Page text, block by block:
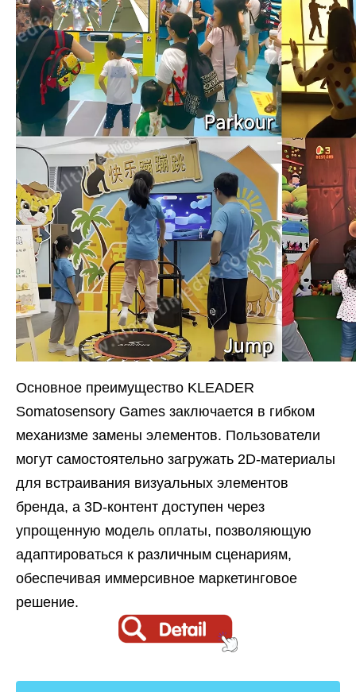
Основное преимущество KLEADER
Somatosensory Games заключается в гибком
механизме замены элементов. Пользователи
могут самостоятельно загружать 2D-материалы
для встраивания визуальных элементов
бренда, а 3D-контент доступен через
упрощенную модель оплаты, позволяющую
адаптироваться к различным сценариям,
обеспечивая иммерсивное маркетинговое
решение.